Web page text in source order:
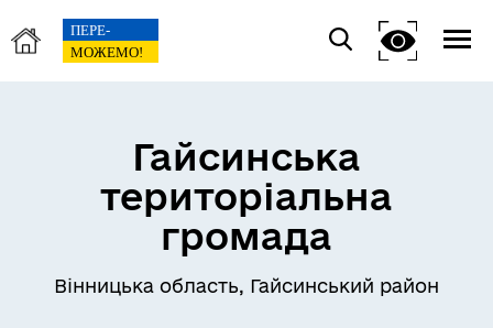
Гайсинська
територіальна
громада
Вінницька область, Гайсинський район